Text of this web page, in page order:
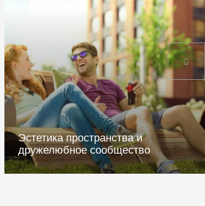
Безопасный зеленый двор без
машин